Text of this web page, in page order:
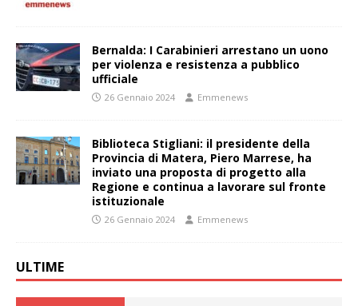
Bernalda: I Carabinieri arrestano un uono
per violenza e resistenza a pubblico
ufficiale
26 Gennaio 2024 Emmenews
Biblioteca Stigliani: il presidente della
Provincia di Matera, Piero Marrese, ha
inviato una proposta di progetto alla
Regione e continua a lavorare sul fronte
istituzionale
26 Gennaio 2024 Emmenews
ULTIME